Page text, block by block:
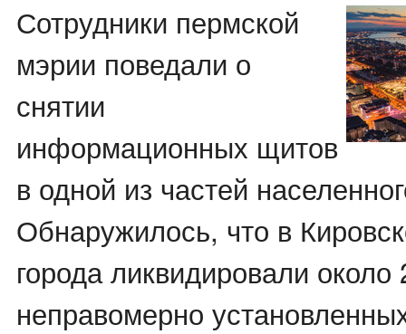
Сотрудники пермской
мэрии поведали о
снятии
информационных щитов
в одной из частей
Обнаружилось, что в
города ликвидировали около
неправомерно